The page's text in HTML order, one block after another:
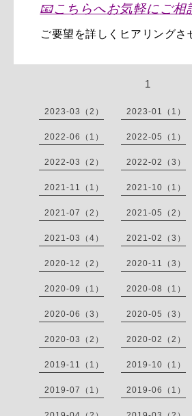
📧こちらへお気軽にご相
ご要望を詳しく ヒアリングさ
1
2023-03（2） 2023-01（1）
2022-06（1） 2022-05（1）
2022-03（2） 2022-02（3）
2021-11（1） 2021-10（1）
2021-07（2） 2021-05（2）
2021-03（4） 2021-02（3）
2020-12（2） 2020-11（3）
2020-09（1） 2020-08（1）
2020-06（3） 2020-05（3）
2020-03（2） 2020-02（2）
2019-11（1） 2019-10（1）
2019-07（1） 2019-06（1）